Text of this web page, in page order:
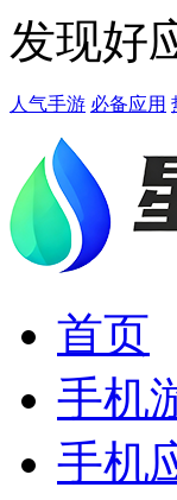
发现好
人气手游 必备应用
首页
手机
手机